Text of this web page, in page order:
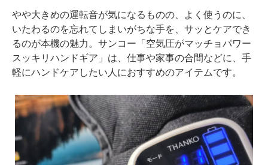
やや大きめの運転音が気になるものの、よく使うのに、
いたわるのを忘れてしまいがちな手を、サッとケアでき
るのが本機の魅力。サンコー「空気圧がマッチョパワー
スッキリハンドギア」は、仕事や家事の合間などに、手
軽にハンドケアしたい人におすすめのアイテムです。